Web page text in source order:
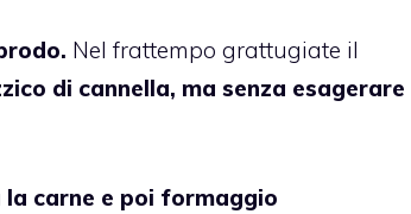
Nel frattempo grattugiate il
di cannella, ma senza esagerare
la carne e poi formaggio